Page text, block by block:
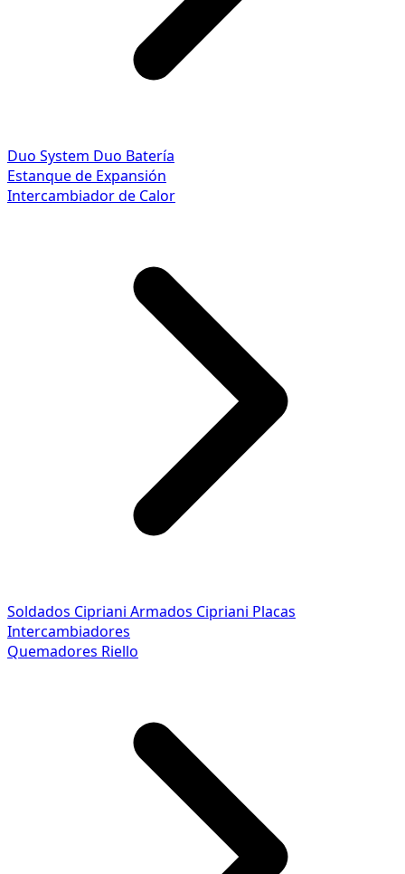
Duo System Duo Batería
Estanque de Expansión
Intercambiador de Calor
Soldados Cipriani Armados Cipriani Placas
Intercambiadores
Quemadores Riello